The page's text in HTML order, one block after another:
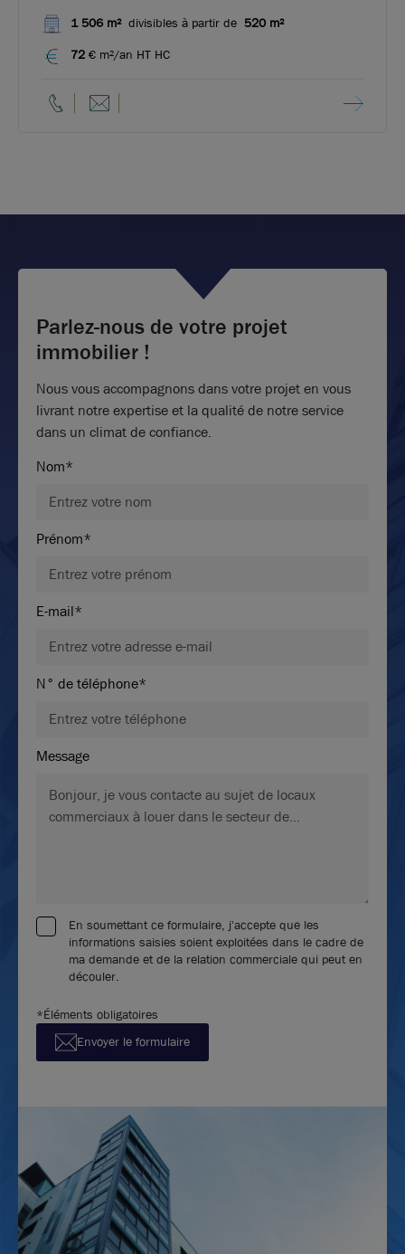
1 506 m²divisibles à partir de 520 m²
72 € m²/an HT HC
Parlez-nous de votre projet
immobilier !
Nous vous accompagnons dans votre projet en vous
livrant notre expertise et la qualité de notre service
dans un climat de confiance.
Nom*
Prénom*
E-mail*
N° de téléphone*
Message
En soumettant ce formulaire, j'accepte que les
informations saisies soient exploitées dans le cadre de
ma demande et de la relation commerciale qui peut en
découler.
*Éléments obligatoires
Envoyer le formulaire